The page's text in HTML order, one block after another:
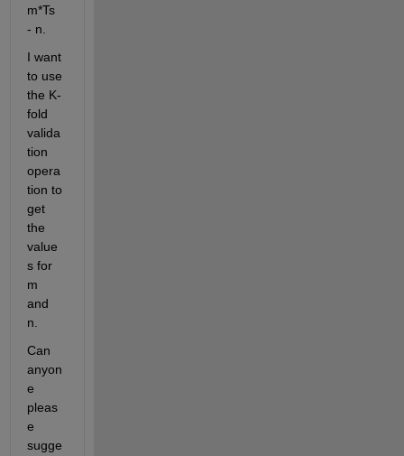
m*Ts
- n.
I want
to use
the K-
fold
valida
tion
opera
tion to
get
the
value
s for
m
and
n.
Can
anyon
e
pleas
e
sugge